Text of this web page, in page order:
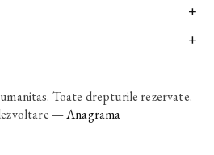
Toate drepturile rezervate.
—Anagrama